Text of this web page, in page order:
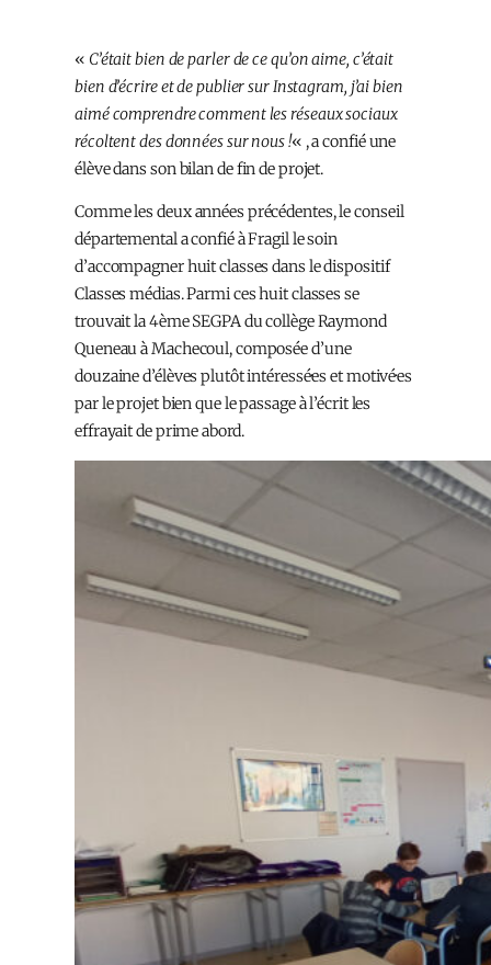
« C’était bien de parler de ce qu’on aime, c’était
bien d’écrire et de publier sur Instagram, j’ai bien
aimé comprendre comment les réseaux sociaux
récoltent des données sur nous !« , a confié une
élève dans son bilan de fin de projet.
Comme les deux années précédentes, le conseil
départemental a confié à Fragil le soin
d’accompagner huit classes dans le dispositif
Classes médias. Parmi ces huit classes se
trouvait la 4ème SEGPA du collège Raymond
Queneau à Machecoul, composée d’une
douzaine d’élèves plutôt intéressé·es et motivé·es
par le projet bien que le passage à l’écrit les
effrayait de prime abord.